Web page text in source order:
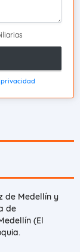
privacidad
de Medellín y
de
(El